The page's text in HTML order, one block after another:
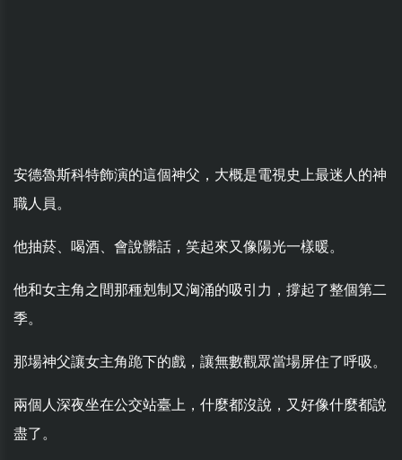
安德魯斯科特飾演的這個神父，大概是電視史上最迷人的神
職人員。
他抽菸、喝酒、會說髒話，笑起來又像陽光一樣暖。
他和女主角之間那種剋制又洶涌的吸引力，撐起了整個第二
季。
那場神父讓女主角跪下的戲，讓無數觀眾當場屏住了呼吸。
兩個人深夜坐在公交站臺上，什麼都沒說，又好像什麼都說
盡了。